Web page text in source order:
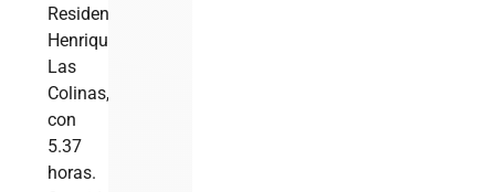
Residencial
Henriquez,
Las
Colinas,
con
5.37
horas.